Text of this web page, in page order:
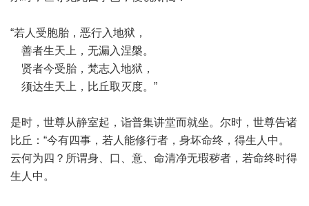
“若人受胞胎，恶行入地狱，
善者生天上，无漏入涅槃。
贤者今受胎，梵志入地狱，
须达生天上，比丘取灭度。”
是时，世尊从静室起，诣普集讲堂而就坐。尔时，世尊告诸
比丘：“今有四事，若人能修行者，身坏命终，得生人中。
云何为四？所谓身、口、意、命清净无瑕秽者，若命终时得
生人中。